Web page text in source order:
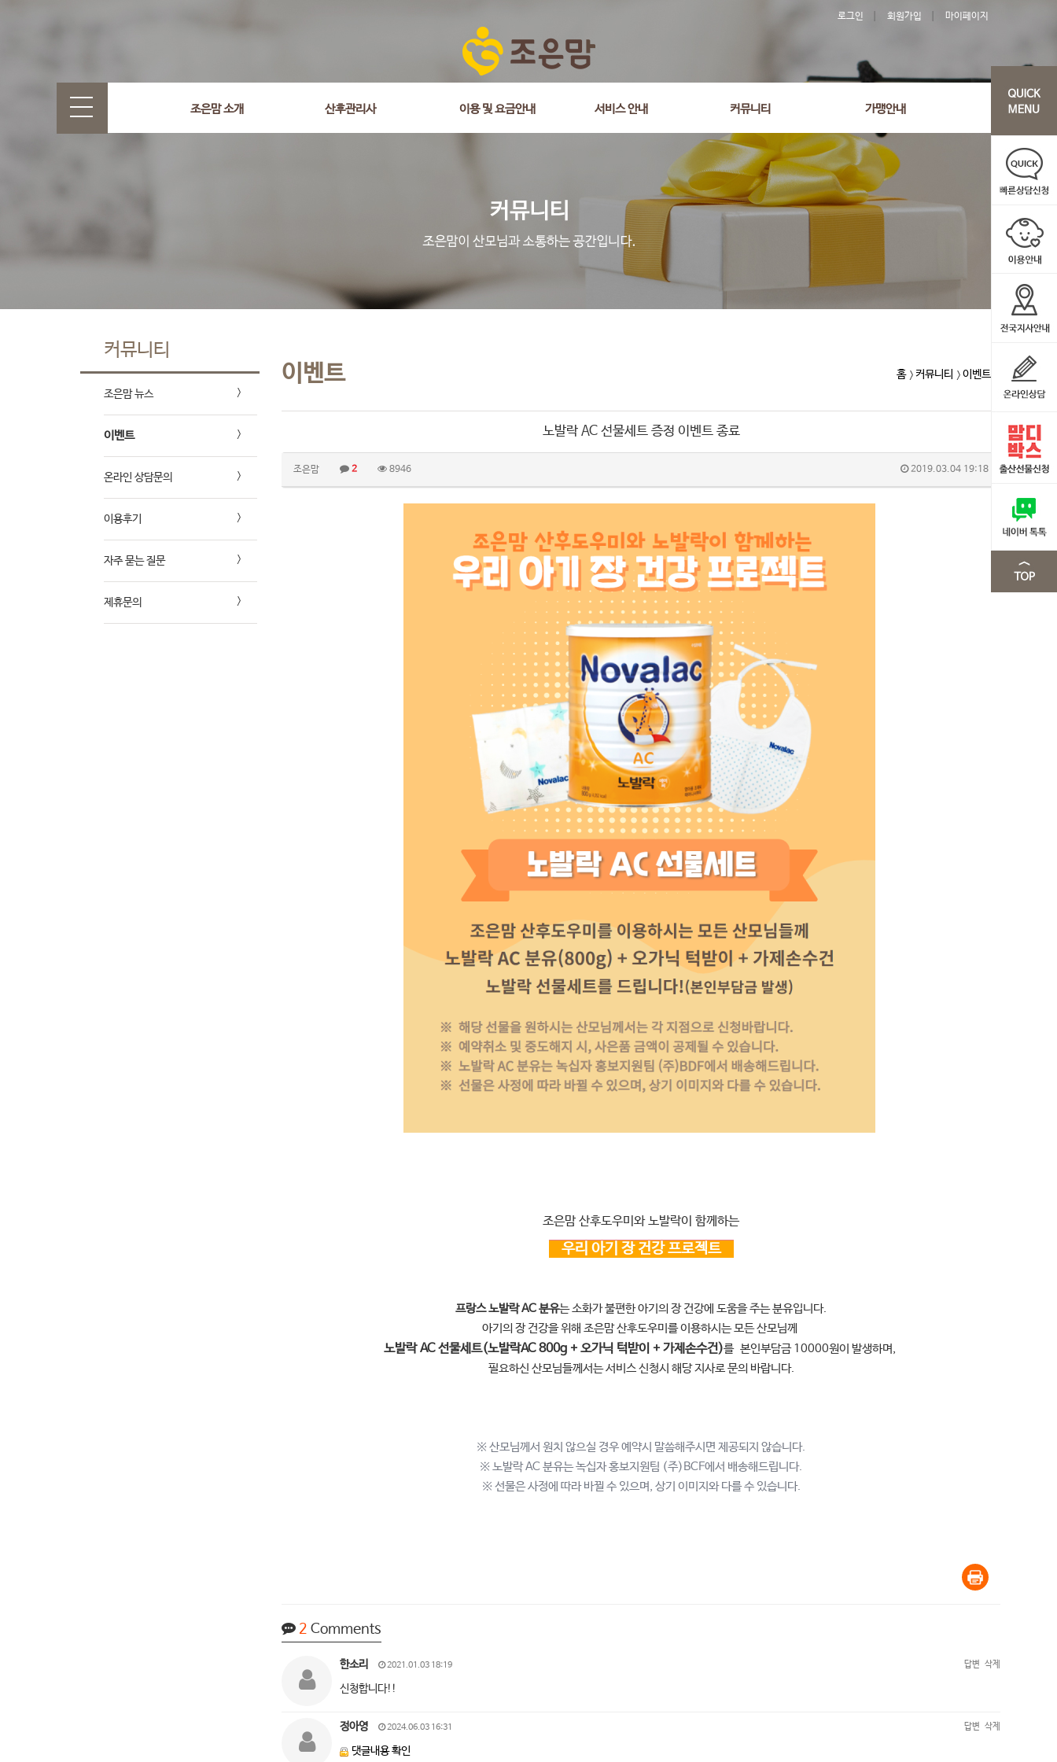
로그인 회원가입 마이페이지
조은맘 소개 산후관리사 이용 및 요금안내 서비스 안내 커뮤니티 가맹안내
커뮤니티
조은맘 뉴스
이벤트
온라인 상담문의
이용후기
자주 묻는 질문
제휴문의
이벤트 홈 커뮤니티 이벤트
노발락 AC 선물세트 증정 이벤트 종료
조은맘 2 8946 2019.03.04 19:18
조은맘 산후도우미와 노발락이 함께하는
우리 아기 장 건강 프로젝트
프랑스 노발락 AC 분유는 소화가 불편한 아기의 장 건강에 도움을 주는 분유입니다.
아기의 장 건강을 위해 조은맘 산후도우미를 이용하시는 모든 산모님께
노발락 AC 선물세트(노발락AC 800g + 오가닉 턱받이 + 가제손수건)를 본인부담금 10000원이 발생하며,
필요하신 산모님들께서는 서비스 신청시 해당 지사로 문의 바랍니다.
※ 산모님께서 원치 않으실 경우 예약시 말씀해주시면 제공되지 않습니다.
※ 노발락 AC 분유는 녹십자 홍보지원팀 (주)BCF에서 배송해드립니다.
※ 선물은 사정에 따라 바뀔 수 있으며, 상기 이미지와 다를 수 있습니다.
2 Comments
한소리 2021.01.03 18:19 답변 삭제
신청합니다!!
정아영 2024.06.03 16:31 답변 삭제
댓글내용 확인